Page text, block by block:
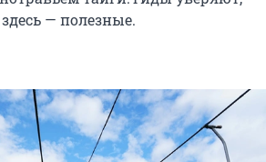
— полезные.